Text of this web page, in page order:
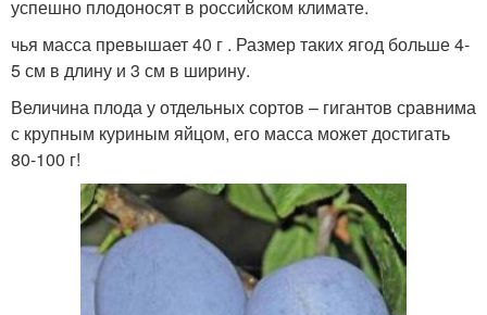
успешно плодоносят в российском климате.
чья масса превышает 40 г . Размер таких ягод больше 4-
5 см в длину и 3 см в ширину.
Величина плода у отдельных сортов – гигантов сравнима
с крупным куриным яйцом, его масса может достигать
80-100 г!